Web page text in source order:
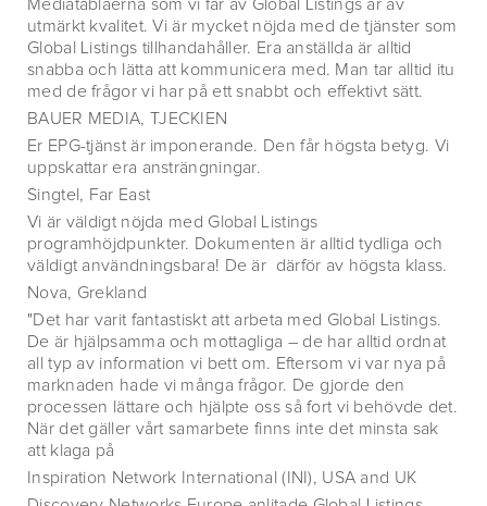
Mediatablåerna som vi får av Global Listings är av
utmärkt kvalitet. Vi är mycket nöjda med de tjänster som
Global Listings tillhandahåller. Era anställda är alltid
snabba och lätta att kommunicera med. Man tar alltid itu
med de frågor vi har på ett snabbt och effektivt sätt.
BAUER MEDIA, TJECKIEN
Er EPG-tjänst är imponerande. Den får högsta betyg. Vi
uppskattar era ansträngningar.
Singtel, Far East
Vi är väldigt nöjda med Global Listings
programhöjdpunkter. Dokumenten är alltid tydliga och
väldigt användningsbara! De är därför av högsta klass.
Nova, Grekland
"Det har varit fantastiskt att arbeta med Global Listings.
De är hjälpsamma och mottagliga – de har alltid ordnat
all typ av information vi bett om. Eftersom vi var nya på
marknaden hade vi många frågor. De gjorde den
processen lättare och hjälpte oss så fort vi behövde det.
När det gäller vårt samarbete finns inte det minsta sak
att klaga på
Inspiration Network International (INI), USA and UK